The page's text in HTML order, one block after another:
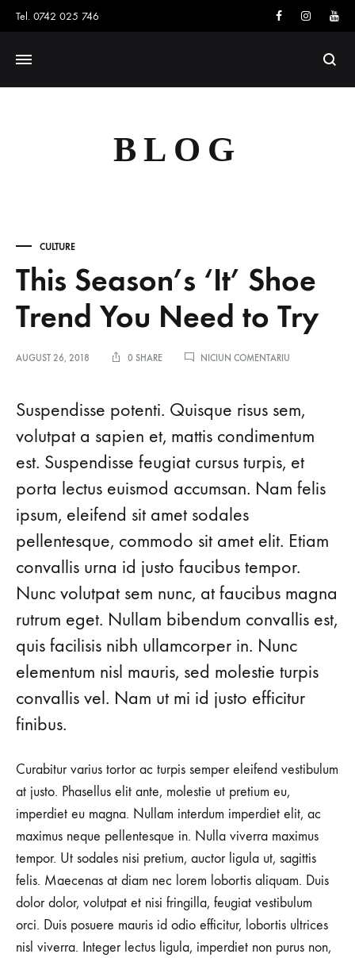
Tel. 0742 025 746 FacebookInstagram
BLOG
CULTURE
This Season’s ‘It’ Shoe
Trend You Need to Try
AUGUST 26, 2018 0 SHARE NICIUN COMENTARIU
SHOE
YOU
NEED
TO
TRY
Suspendisse potenti. Quisque risus sem,
volutpat a sapien et, mattis condimentum
est. Suspendisse feugiat cursus turpis, et
porta lectus euismod accumsan. Nam felis
ipsum, eleifend sit amet sodales
pellentesque, commodo sit amet elit. Etiam
convallis urna id justo faucibus tempor.
Nunc volutpat sem nunc, at faucibus magna
rutrum eget. Nullam bibendum convallis est,
quis facilisis nibh ullamcorper in. Nunc
elementum nisl mauris, sed molestie turpis
convallis vel. Nam ut mi id justo efficitur
finibus.
Curabitur varius tortor ac turpis semper eleifend vestibulum
at justo. Phasellus elit ante, molestie ut pretium eu,
imperdiet eu magna. Nullam interdum imperdiet elit, ac
maximus neque pellentesque in. Nulla viverra maximus
tempor. Ut sodales nisi pretium, auctor ligula ut, sagittis
felis. Maecenas at diam nec lorem lobortis aliquam. Duis
dolor dolor, volutpat et nisi fringilla, feugiat vestibulum
orci. Duis posuere mauris id odio efficitur, lobortis ultrices
nisl viverra. Integer lectus ligula, imperdiet non purus non,